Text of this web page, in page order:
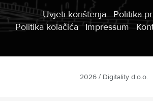
Uvjeti korištenja
Politika
Politika kolačića
Impressum
2026 / Digitality d.o.o.